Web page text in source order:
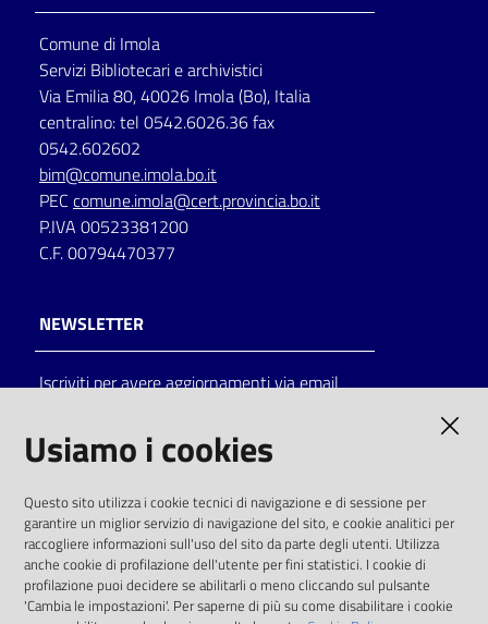
Comune di Imola
Servizi Bibliotecari e archivistici
Via Emilia 80, 40026 Imola (Bo), Italia
centralino: tel 0542.6026.36 fax
0542.602602
bim@comune.imola.bo.it
PEC comune.imola@cert.provincia.bo.it
P.IVA 00523381200
C.F. 00794470377
NEWSLETTER
Iscriviti per avere aggiornamenti via email
solo alle condizioni previste dalla direttiva
comunitaria 2003/98/CE e dal d.lgs. 36/2006
SOCIAL
Usiamo i cookies
Questo sito utilizza i cookie tecnici di navigazione e di sessione per
garantire un miglior servizio di navigazione del sito, e cookie analitici per
raccogliere informazioni sull'uso del sito da parte degli utenti. Utilizza
anche cookie di profilazione dell'utente per fini statistici. I cookie di
profilazione puoi decidere se abilitarli o meno cliccando sul pulsante
'Cambia le impostazioni'. Per saperne di più su come disabilitare i cookie